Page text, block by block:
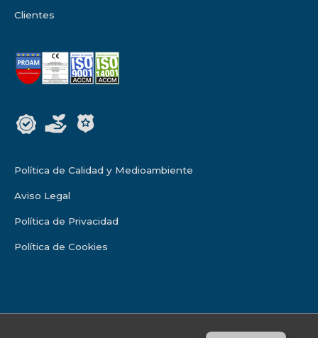
Clientes
Política de Calidad y Medioambiente
Aviso Legal
Política de Privacidad
Política de Cookies